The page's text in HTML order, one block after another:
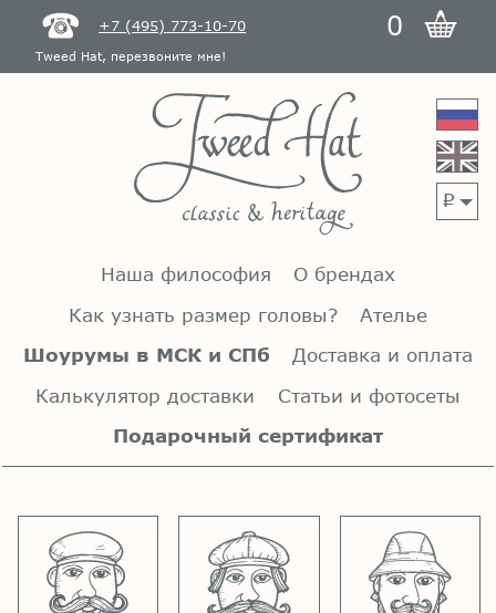
+7 (495) 773-10-70 0
Tweed Hat, перезвоните мне!
p
Наша философия
О брендах
Как узнать размер головы?
Ателье
Шоурумы в МСК и СПб
Доставка и оплата
Калькулятор доставки
Статьи и фотосеты
Подарочный сертификат